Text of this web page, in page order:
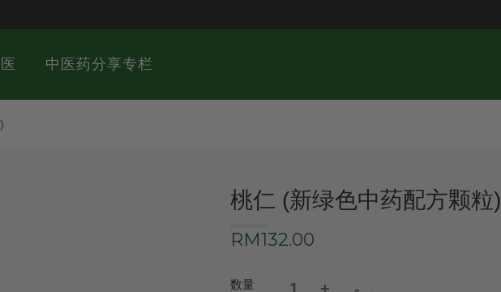
中医药分享专栏
桃仁 (新绿色中药配方颗粒)
RM132.00
数量